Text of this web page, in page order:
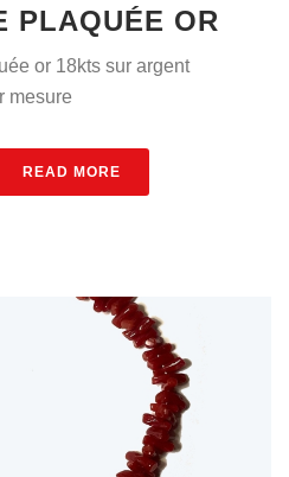
PLAQUÉE OR
or 18kts sur argent
mesure
READ MORE